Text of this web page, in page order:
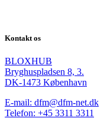
Kontakt os
BLOXHUB
Bryghuspladsen 8, 3.
DK-1473 København
E-mail: dfm@dfm-net.dk
Telefon: +45 3311 3311